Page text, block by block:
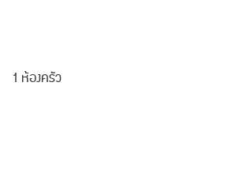
1 ห้องครัว